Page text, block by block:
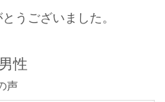
うございました。
性
声